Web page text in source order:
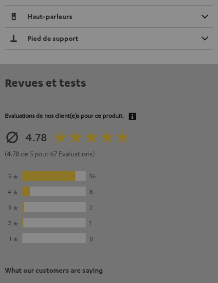
Haut-parleurs
Pied de support
Revues et tests
Evaluations de nos client(e)s pour ce produit.
4.78
(4.78 de 5 pour 67 Evaluations)
5
56
4
8
3
2
2
1
1
0
What our customers are saying